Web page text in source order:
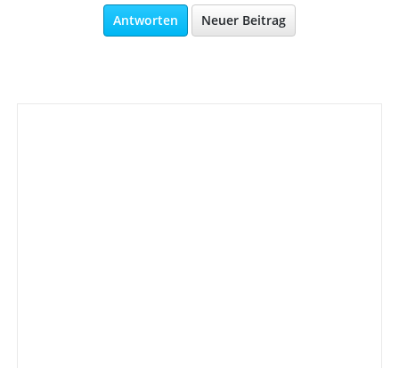
Antworten Neuer Beitrag